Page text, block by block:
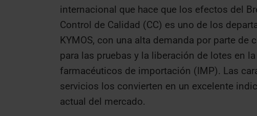
internacional que hace que los efectos del
Control de Calidad (CC) es uno de los
KYMOS, con una alta demanda por parte
para las pruebas y la liberación de lotes en
farmacéuticos de importación (IMP). Las
servicios los convierten en un excelente
actual del mercado.